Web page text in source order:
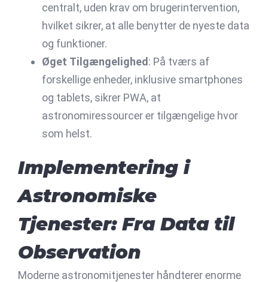
centralt, uden krav om brugerintervention,
hvilket sikrer, at alle benytter de nyeste data
og funktioner.
Øget Tilgængelighed: På tværs af
forskellige enheder, inklusive smartphones
og tablets, sikrer PWA, at
astronomiressourcer er tilgængelige hvor
som helst.
Implementering i
Astronomiske
Tjenester: Fra Data til
Observation
Moderne astronomitjenester håndterer enorme